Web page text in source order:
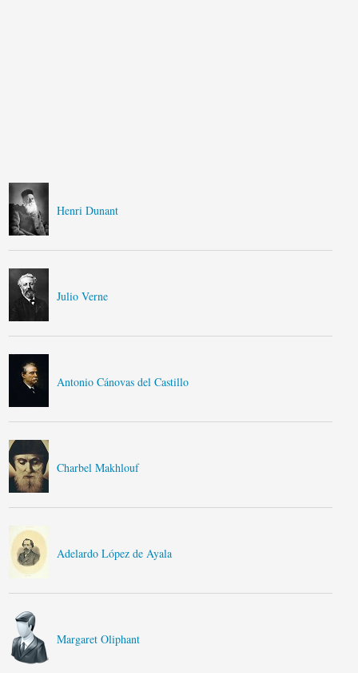
Henri Dunant
Julio Verne
Antonio Cánovas del Castillo
Charbel Makhlouf
Adelardo López de Ayala
Margaret Oliphant